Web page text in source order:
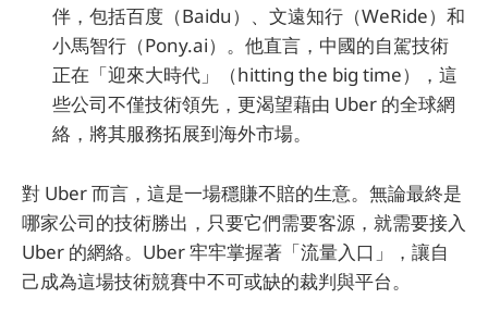
伴，包括百度（Baidu）、文遠知行（WeRide）和
小馬智行（Pony.ai）。他直言，中國的自駕技術
正在「迎來大時代」（hitting the big time），這
些公司不僅技術領先，更渴望藉由 Uber 的全球網
絡，將其服務拓展到海外市場。
對 Uber 而言，這是一場穩賺不賠的生意。無論最終是
哪家公司的技術勝出，只要它們需要客源，就需要接入
Uber 的網絡。Uber 牢牢掌握著「流量入口」，讓自
己成為這場技術競賽中不可或缺的裁判與平台。